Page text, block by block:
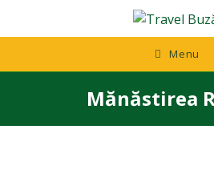
content
Menu
Mănăstirea